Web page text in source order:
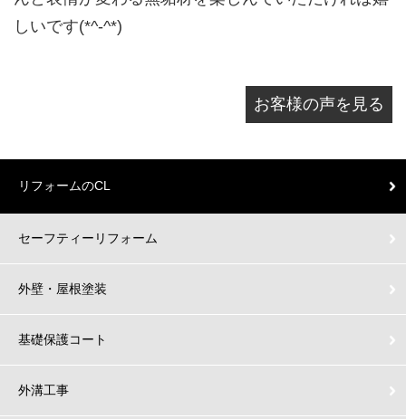
しいです(*^-^*)
お客様の声を見る
リフォームのCL
セーフティーリフォーム
外壁・屋根塗装
基礎保護コート
外溝工事